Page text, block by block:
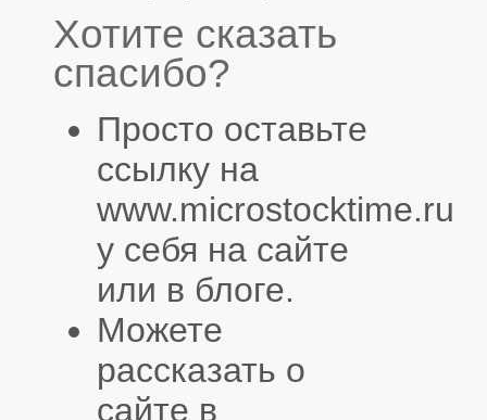
Хотите сказать
спасибо?
Просто оставьте
ссылку на
www.microstocktime.ru
у себя на сайте
или в блоге.
Можете
рассказать о
сайте в